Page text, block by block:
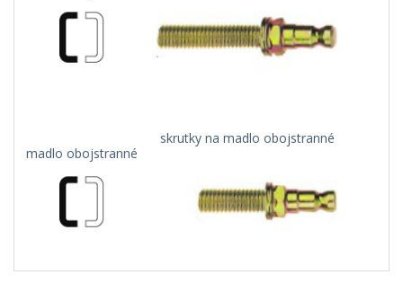
madlo obojstranné
skrutky na madlo obojstranné